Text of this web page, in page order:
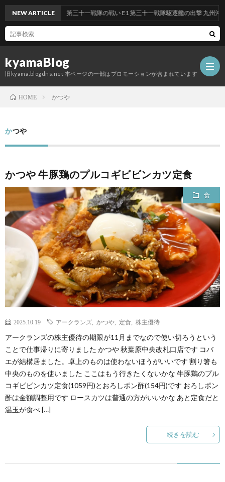
kyamaBlog
旧kyama.blogdns.net 本ページの一部はプロモーションが含まれています
NEW ARTICLE
戦：反撃！第三十一戦隊の戦い E1 第三十一戦隊駆逐艦の出撃 九州沖/南西諸島沖
HOME かつや
かつや
かつや 牛豚鶏のプルコギビビンカツ定食
食
2025.10.19 アークランズ かつや 定食 株主優待
アークランズの株主優待の期限が11月までなので使い切ろうという
ことで仕事帰りに寄りました かつや 秋葉原中央改札口店です コバ
エが結構居ました。卓上のものは使わないほうがいいです 割り箸も
中央のものを使いました ここはもう行きたくないかな 牛豚鶏のプル
コギビビンカツ定食(1059円)とおろしポン酢(154円)です おろしポン
酢は金額調整用です ロースカツは普通の方がいいかな あと定食だと
温玉が食べ […]
続きを読む